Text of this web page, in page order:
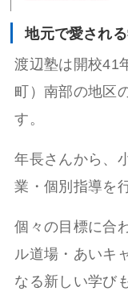
地元で愛され
渡辺塾は開校41
町）南部の地区
す。
年長さんから、
業・個別指導を
個々の目標に合
ル道場・あいキ
なる新しい学び